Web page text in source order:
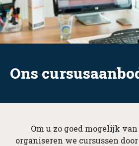
Ons
Om u zo goed mogelijk
organiseren we cursussen